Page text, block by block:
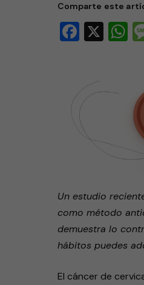
Comparte este
X
Un estudio
como método
demuestra lo
hábitos puedes
El cáncer de